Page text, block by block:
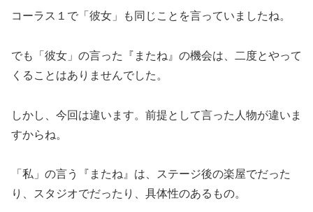
コーラス１で「彼女」も同じことを言っていましたね。
でも「彼女」の言った『またね』の機会は、二度とやって
くることはありませんでした。
しかし、今回は違います。前提として言った人物が違いま
すからね。
「私」の言う『またね』は、ステージ後の楽屋でだった
り、スタジオでだったり、具体性のあるもの。